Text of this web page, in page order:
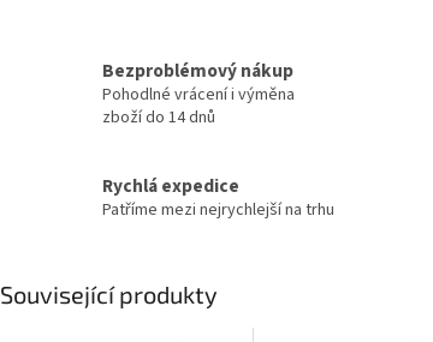
Bezproblémový nákup
Pohodlné vrácení i výměna
zboží do 14 dnů
Rychlá expedice
Patříme mezi nejrychlejší na trhu
Související produkty